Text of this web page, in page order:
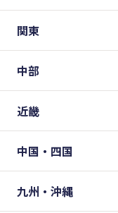
関東
中部
近畿
中国・四国
九州・沖縄